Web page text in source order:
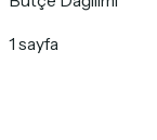
1 sayfa